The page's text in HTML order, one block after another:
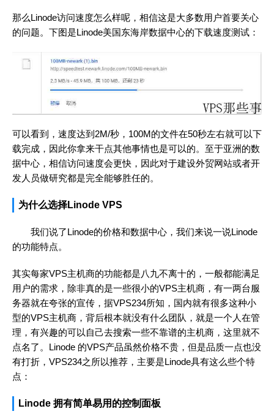
那么Linode访问速度怎么样呢，相信这是大多数用户首要关心
的问题。下图是Linode美国东海岸数据中心的下载速度测试：
可以看到，速度达到2M/秒，100M的文件在50秒左右就可以下
载完成，因此你拿来干点其他事情也是可以的。至于亚洲的数
据中心，相信访问速度会更快，因此对于建设外贸网站或者开
发人员做研究都是完全能够胜任的。
为什么选择Linode VPS
我们说了Linode的价格和数据中心，我们来说一说Linode
的功能特点。
其实每家VPS主机商的功能都是八九不离十的，一般都能满足
用户的需求，除非真的是一些很小的VPS主机商，有一两台服
务器就在夸张的宣传，据VPS234所知，国内就有很多这种小
型的VPS主机商，背后根本就没有什么团队，就是一个人在管
理，有兴趣的可以自己去搜索一些不靠谱的主机商，这里就不
点名了。Linode 的VPS产品虽然价格不贵，但是品质一点也没
有打折，VPS234之所以推荐，主要是Linode具有这么些个特
点：
Linode 拥有简单易用的控制面板